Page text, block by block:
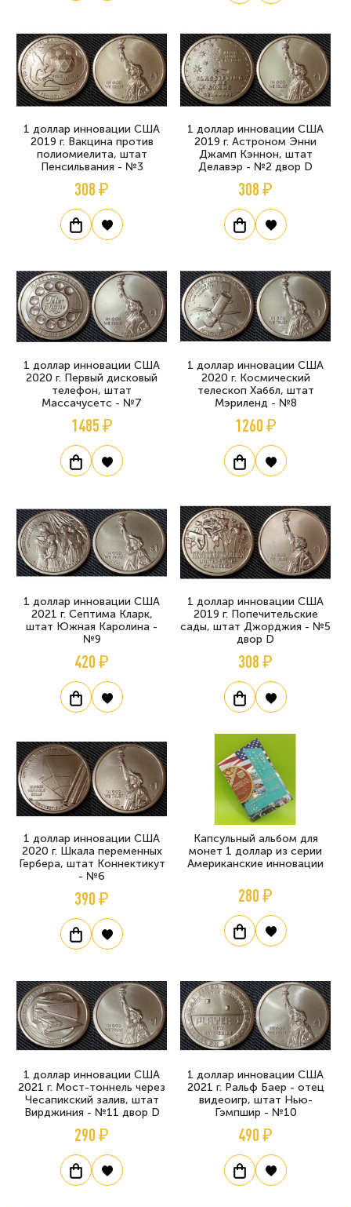
1 доллар инновации США
2019 г. Вакцина против
полиомиелита, штат
Пенсильвания - №3
308 ₽
1 доллар инновации США
2019 г. Астроном Энни
Джамп Кэннон, штат
Делавэр - №2 двор D
308 ₽
1 доллар инновации США
2020 г. Первый дисковый
телефон, штат
Массачусетс - №7
1485 ₽
1 доллар инновации США
2020 г. Космический
телескоп Хаббл, штат
Мэриленд - №8
1260 ₽
1 доллар инновации США
2021 г. Септима Кларк,
штат Южная Каролина -
№9
420 ₽
1 доллар инновации США
2019 г. Попечительские
сады, штат Джорджия - №5
двор D
308 ₽
1 доллар инновации США
2020 г. Шкала переменных
Гербера, штат Коннектикут
- №6
390 ₽
Капсульный альбом для
монет 1 доллар из серии
Американские инновации
280 ₽
1 доллар инновации США
2021 г. Мост-тоннель через
Чесапикский залив, штат
Вирджиния - №11 двор D
290 ₽
1 доллар инновации США
2021 г. Ральф Баер - отец
видеоигр, штат Нью-
Гэмпшир - №10
490 ₽